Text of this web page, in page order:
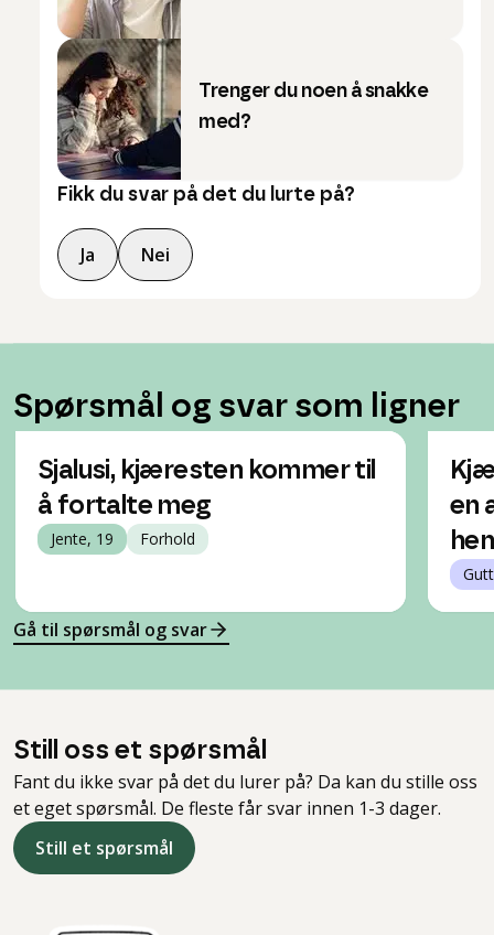
Trenger du noen å snakke
med?
Fikk du svar på det du lurte på?
Ja Nei
Spørsmål og svar som ligner
Sjalusi, kjæresten kommer til
å fortalte meg
Jente, 19 Forhold
en
Gå til spørsmål og svar
Still oss et spørsmål
Fant du ikke svar på det du lurer på? Da kan du stille oss
et eget spørsmål. De fleste får svar innen 1-3 dager.
Still et spørsmål